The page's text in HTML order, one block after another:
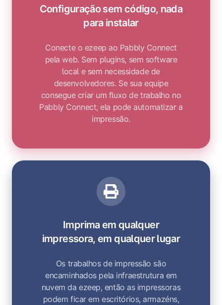
Configuração sem código, nada
para instalar
Conecte o ezeep ao Pabbly Connect
pela web. Sem plugins, sem software
local e sem necessidade de
desenvolvedores. Se sua equipe
consegue criar um fluxo de trabalho no
Pabbly Connect, ela pode automatizar a
impressão.
Imprima em qualquer
impressora, em qualquer lugar
Os trabalhos de impressão são
encaminhados pela infraestrutura em
nuvem da ezeep, então as impressoras
podem ficar em escritórios, armazéns,